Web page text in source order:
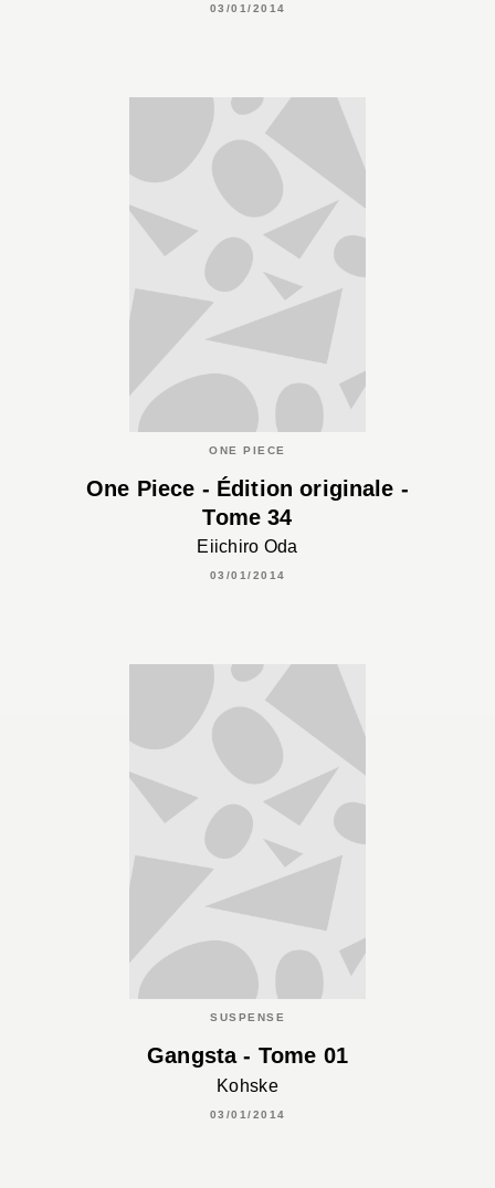
03/01/2014
ONE PIECE
One Piece - Édition originale -
Tome 34
Eiichiro Oda
03/01/2014
SUSPENSE
Gangsta - Tome 01
Kohske
03/01/2014